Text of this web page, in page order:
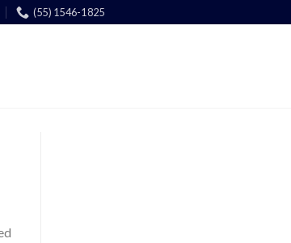
(55) 1546-1825